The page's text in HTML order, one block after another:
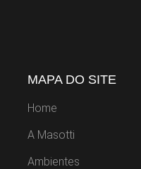
MAPA DO SITE
Home
A Masotti
Ambientes